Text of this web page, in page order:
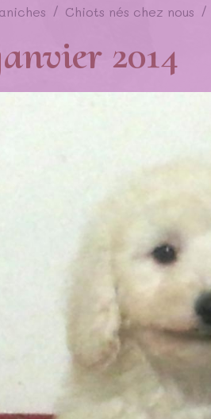
Chiots nés chez nous
2014